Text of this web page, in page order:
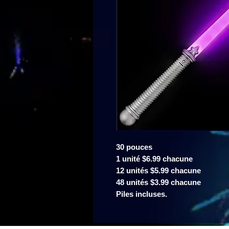
30 pouces
1 unité $6.99 chacune
12 unités $5.99 chacune
48 unités $3.99 chacune
Piles incluses.